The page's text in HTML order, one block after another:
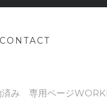
CONTACT
済み 専用ページ